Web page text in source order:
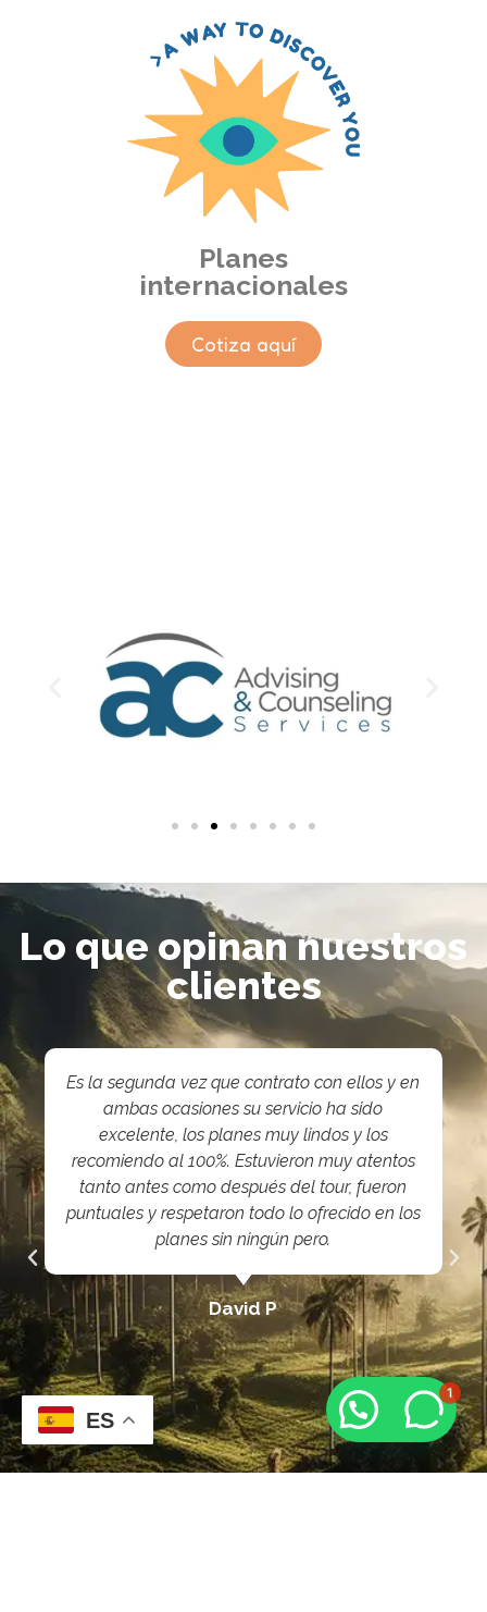
Planes
internacionales
Cotiza aquí
Lo que opinan nuestros
clientes
Es la segunda vez que contrato con ellos y en
ambas ocasiones su servicio ha sido
excelente, los planes muy lindos y los
recomiendo al 100%. Estuvieron muy atentos
tanto antes como después del tour, fueron
puntuales y respetaron todo lo ofrecido en los
planes sin ningún pero.
David P
ES
1